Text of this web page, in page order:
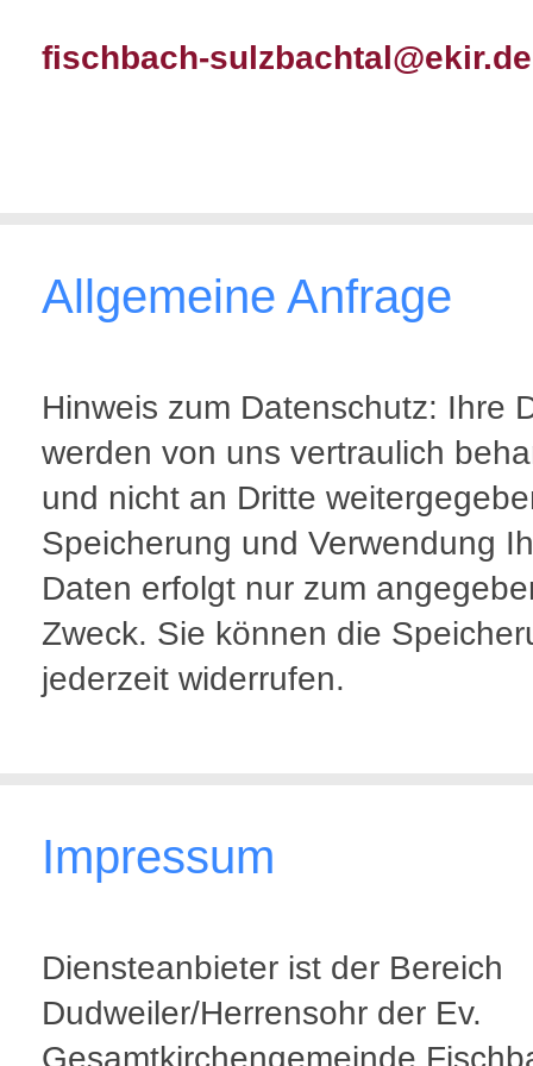
fischbach-sulzbachtal@ekir.de
Allgemeine Anfrage
Hinweis zum Datenschutz: Ihre
werden von uns vertraulich
und nicht an Dritte
Speicherung und Verwendung
Daten erfolgt nur zum
Zweck. Sie können die
jederzeit widerrufen.
Impressum
Diensteanbieter ist der Bereich
Dudweiler/Herrensohr der Ev.
Gesamtkirchengemeinde